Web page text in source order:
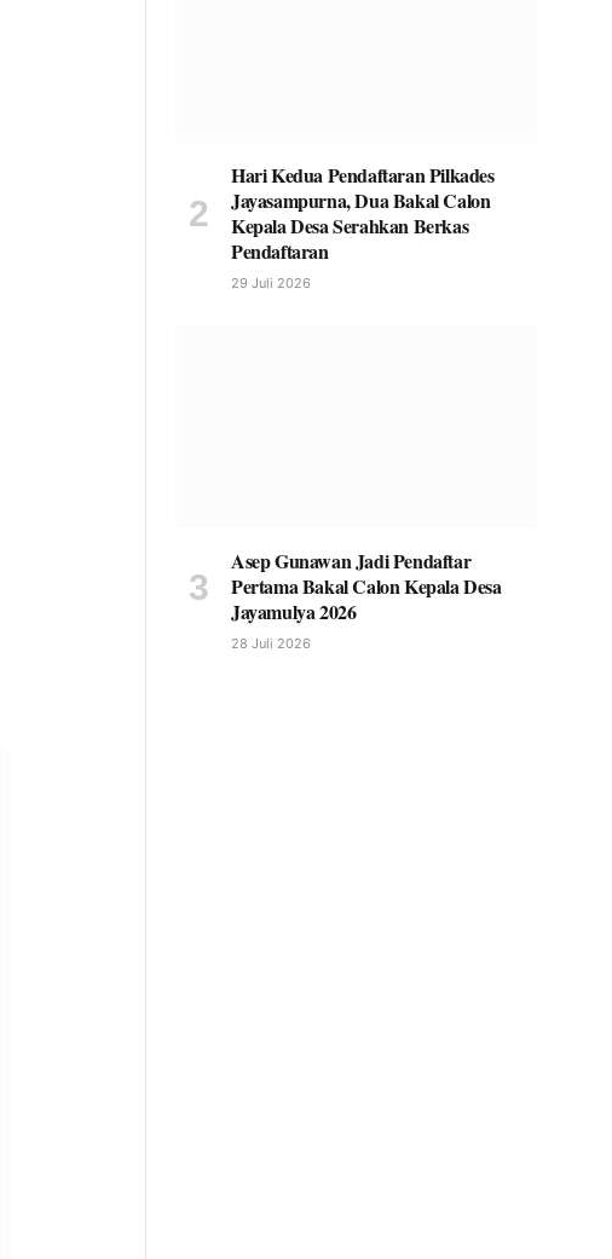
Hari Kedua Pendaftaran Pilkades
Jayasampurna, Dua Bakal Calon
Kepala Desa Serahkan Berkas
Pendaftaran
29 Juli 2026
Asep Gunawan Jadi Pendaftar
Pertama Bakal Calon Kepala Desa
Jayamulya 2026
28 Juli 2026